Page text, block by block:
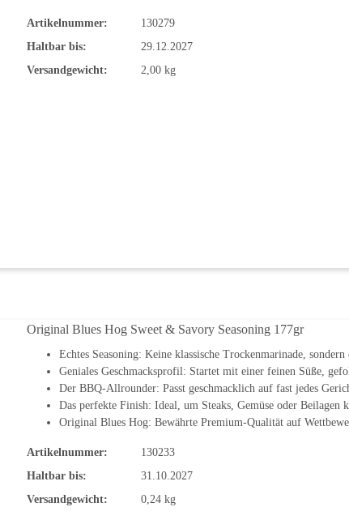
Artikelnummer:
130279
Haltbar bis:
29.12.2027
Versandgewicht:
2,00 kg
Original Blues Hog Sweet & Savory Seasoning 177gr
Echtes Seasoning: Keine klassische Trockenmarinade,
Geniales Geschmacksprofil: Startet mit einer feinen Süße,
Der BBQ-Allrounder: Passt geschmacklich auf fast jedes
Das perfekte Finish: Ideal, um Steaks, Gemüse oder
Original Blues Hog: Bewährte Premium-Qualität auf
Artikelnummer:
130233
Haltbar bis:
31.10.2027
Versandgewicht:
0,24 kg